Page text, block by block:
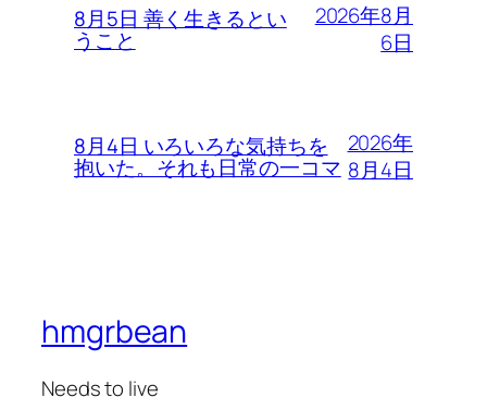
8月5日 善く生きるとい
うこと
2026年8月
6日
8月4日 いろいろな気持ちを
抱いた。それも日常の一コマ
2026年
8月4日
hmgrbean
Needs to live